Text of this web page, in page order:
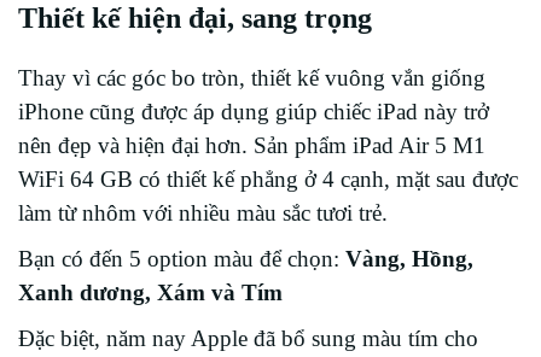
Thiết kế hiện đại, sang trọng
Thay vì các góc bo tròn, thiết kế vuông vắn giống
iPhone cũng được áp dụng giúp chiếc iPad này trở
nên đẹp và hiện đại hơn. Sản phẩm iPad Air 5 M1
WiFi 64 GB có thiết kế phẳng ở 4 cạnh, mặt sau được
làm từ nhôm với nhiều màu sắc tươi trẻ.
Bạn có đến 5 option màu để chọn: Vàng, Hồng,
Xanh dương, Xám và Tím
Đặc biệt, năm nay Apple đã bổ sung màu tím cho